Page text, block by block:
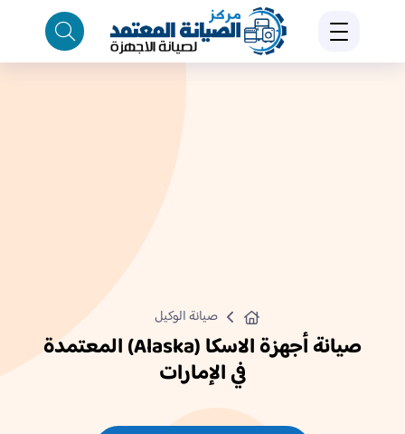
صيانة الوكيل
صيانة أجهزة الاسكا (Alaska) المعتمدة
في الإمارات